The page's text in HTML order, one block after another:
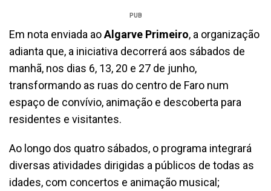
PUB
Em nota enviada aoAlgarve Primeiro, a organização
adianta que, a iniciativa decorrerá aos sábados de
manhã, nos dias 6, 13, 20 e 27 de junho,
transformando as ruas do centro de Faro num
espaço de convívio, animação e descoberta para
residentes e visitantes.
Ao longo dos quatro sábados, o programa integrará
diversas atividades dirigidas a públicos de todas as
idades, com concertos e animação musical;